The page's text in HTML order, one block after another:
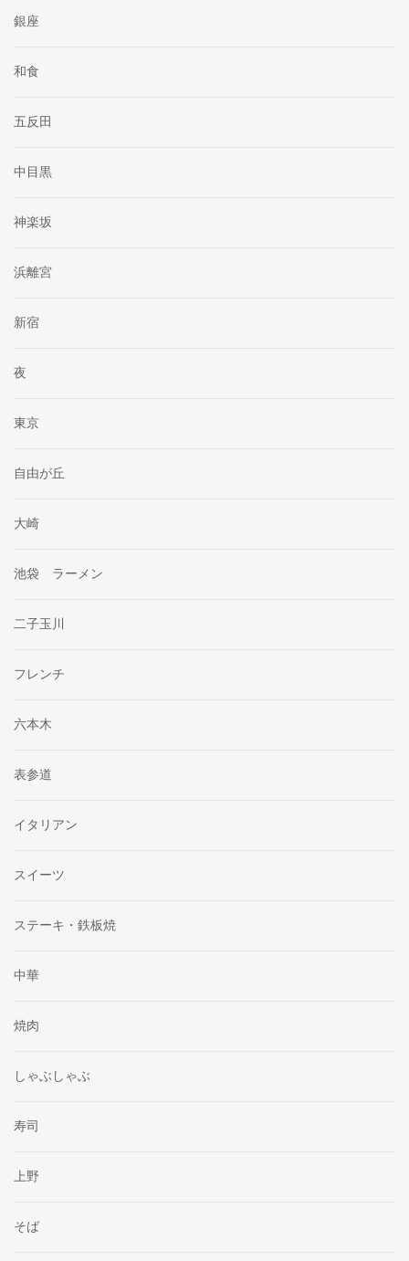
銀座
和食
五反田
中目黒
神楽坂
浜離宮
新宿
夜
東京
自由が丘
大崎
池袋 ラーメン
二子玉川
フレンチ
六本木
表参道
イタリアン
スイーツ
ステーキ・鉄板焼
中華
焼肉
しゃぶしゃぶ
寿司
上野
そば